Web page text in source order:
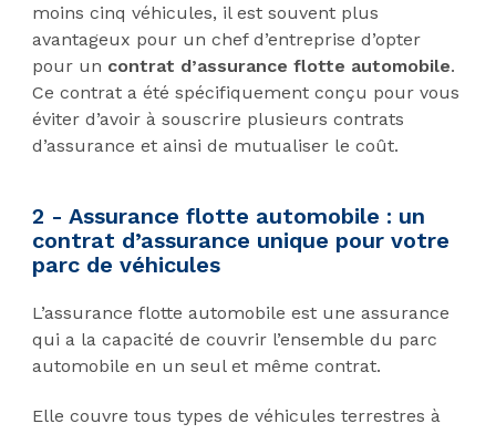
moins cinq véhicules, il est souvent plus
avantageux pour un chef d’entreprise d’opter
pour un contrat d’assurance flotte automobile.
Ce contrat a été spécifiquement conçu pour vous
éviter d’avoir à souscrire plusieurs contrats
d’assurance et ainsi de mutualiser le coût.
2 - Assurance flotte automobile : un
contrat d’assurance unique pour votre
parc de véhicules
L’assurance flotte automobile est une assurance
qui a la capacité de couvrir l’ensemble du parc
automobile en un seul et même contrat.
Elle couvre tous types de véhicules terrestres à